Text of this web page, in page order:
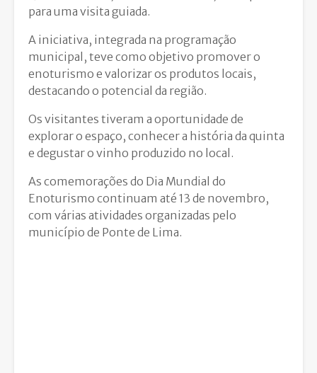
para uma visita guiada.
A iniciativa, integrada na programação
municipal, teve como objetivo promover o
enoturismo e valorizar os produtos locais,
destacando o potencial da região.
Os visitantes tiveram a oportunidade de
explorar o espaço, conhecer a história da quinta
e degustar o vinho produzido no local.
As comemorações do Dia Mundial do
Enoturismo continuam até 13 de novembro,
com várias atividades organizadas pelo
município de Ponte de Lima.